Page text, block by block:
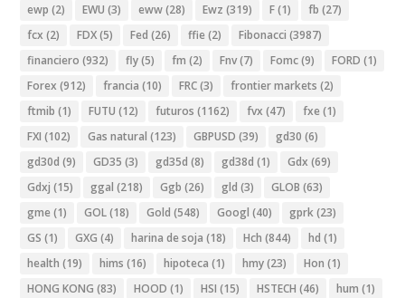
ewp (2) EWU (3) eww(28) Ewz (319) F(1) fb (27)
fcx (2) FDX(5) Fed (26) ffie (2) Fibonacci (3987)
financiero (932) fly(5) fm (2) Fnv(7) Fomc(9) FORD (1)
Forex (912) francia (10) FRC(3) frontier markets (2)
ftmib (1) FUTU (12) futuros (1162) fvx (47) fxe (1)
FXI (102) Gas natural (123) GBPUSD (39) gd30 (6)
gd30d (9) GD35 (3) gd35d (8) gd38d (1) Gdx (69)
Gdxj (15) ggal (218) Ggb (26) gld (3) GLOB (63)
gme (1) GOL(18) Gold (548) Googl (40) gprk(23)
GS (1) GXG (4) harina de soja (18) Hch (844) hd (1)
health (19) hims (16) hipoteca (1) hmy(23) Hon (1)
HONG KONG (83) HOOD (1) HSI (15) HSTECH (46) hum (1)